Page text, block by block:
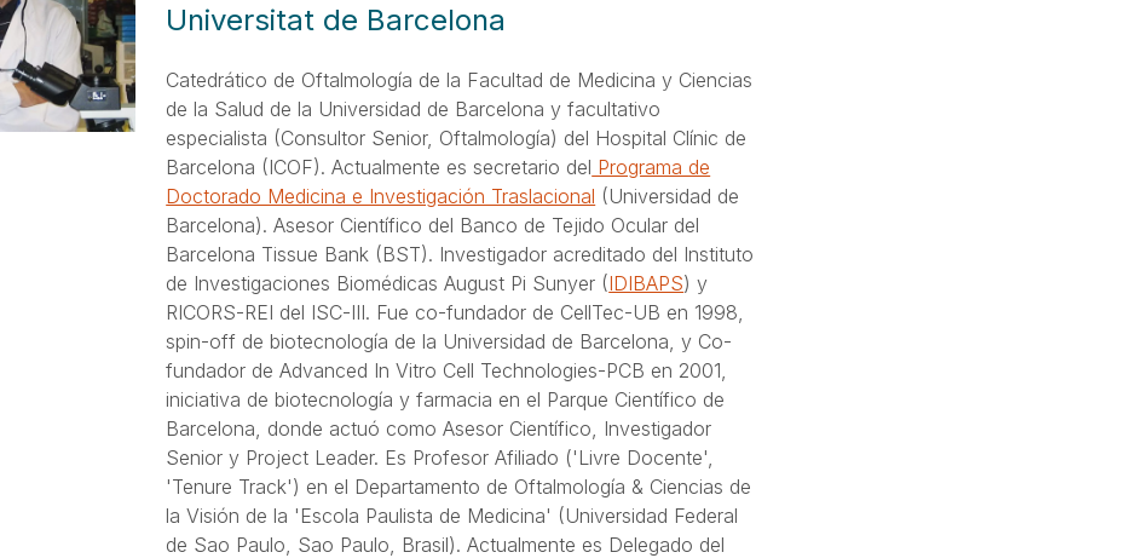
Universitat de Barcelona
Catedrático de Oftalmología de la Facultad de Medicina y Ciencias
de la Salud de la Universidad de Barcelona y facultativo
especialista (Consultor Senior, Oftalmología) del Hospital Clínic de
Barcelona (ICOF). Actualmente es secretario del Programa de
Doctorado Medicina e Investigación Traslacional (Universidad de
Barcelona). Asesor Científico del Banco de Tejido Ocular del
Barcelona Tissue Bank (BST). Investigador acreditado del Instituto
de Investigaciones Biomédicas August Pi Sunyer (IDIBAPS) y
RICORS-REI del ISC-III. Fue co-fundador de CellTec-UB en 1998,
spin-off de biotecnología de la Universidad de Barcelona, y Co-
fundador de Advanced In Vitro Cell Technologies-PCB en 2001,
iniciativa de biotecnología y farmacia en el Parque Científico de
Barcelona, donde actuó como Asesor Científico, Investigador
Senior y Project Leader. Es Profesor Afiliado ('Livre Docente',
'Tenure Track') en el Departamento de Oftalmología & Ciencias de
la Visión de la 'Escola Paulista de Medicina' (Universidad Federal
de Sao Paulo, Sao Paulo, Brasil). Actualmente es Delegado del